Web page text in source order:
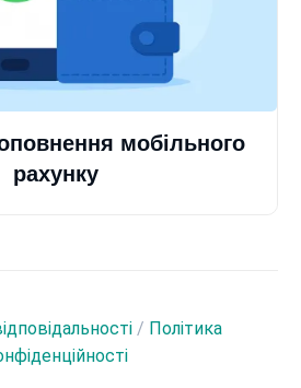
мобільного
рахунку
/ Політика